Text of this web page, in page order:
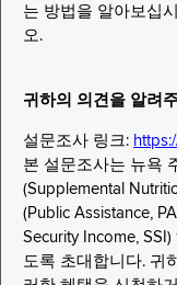
는 방법을 알아보십
오.
귀하의 의견을 알려
설문조사 링크:
본 설문조사는 뉴욕
(Supplemental
(Public Assistance,
Security Income,
도록 초대합니다. 귀